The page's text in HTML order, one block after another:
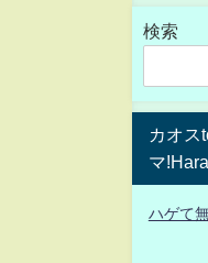
検索
カオス
マ
ハゲて